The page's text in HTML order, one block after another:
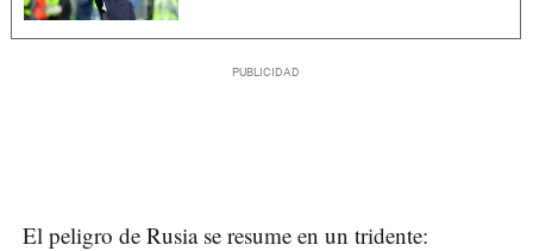
El peligro de Rusia se resume en un tridente: